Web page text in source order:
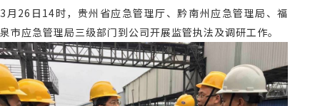
3 月 26 日 14时，贵州省应急管理厅、黔南州应急管理局、福
泉市应急管理局三级部门到公司开展监管执法及调研工作。